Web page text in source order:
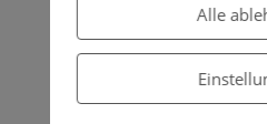
Wenn Google Maps aktiviert
verarbeitet. Mehr dazu in
von Google:hier
Alle